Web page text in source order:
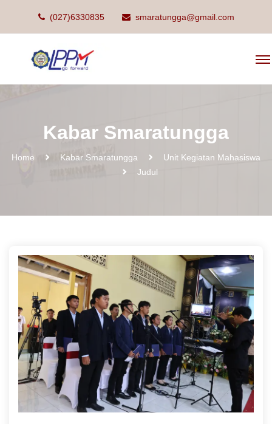
(027)6330835 smaratungga@gmail.com
Kabar Smaratungga
Home Kabar Smaratungga
Unit Kegiatan Mahasiswa
Judul